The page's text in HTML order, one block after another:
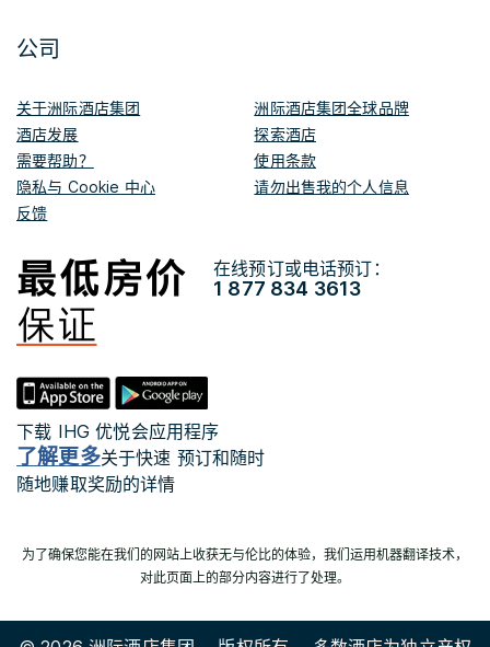
公司
关于洲际酒店集团
洲际酒店集团全球品牌
酒店发展
探索酒店
需要帮助？
使用条款
隐私与 Cookie 中心
请勿出售我的个人信息
反馈
在线预订或电话预订：
1 877 834 3613
下载 IHG 优悦会应用程序
了解更多关于快速 预订和随时
随地赚取奖励的详情
为了确保您能在我们的网站上收获无与伦比的体验，我们运用机器翻译技术，
对此页面上的部分内容进行了处理。